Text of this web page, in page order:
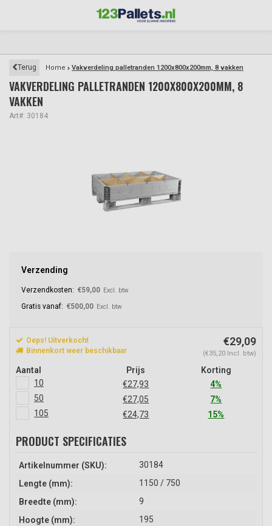
Terug Home Vakverdeling palletranden 1200x800x200mm, 8 vakken
VAKVERDELING PALLETRANDEN 1200X800X200MM, 8
VAKKEN
Art#: 30184
Verzending
Verzendkosten: €59,00 Excl. btw
Gratis vanaf: €500,00 Excl. btw
Oeps! Uitverkocht
Binnenkort weer beschikbaar
€29,09
(€35,20 Incl. btw)
Aantal Prijs
Korting
10
€27,93
4%
50
€27,05
7%
105
€24,73 15%
PRODUCT SPECIFICATIES
Artikelnummer (SKU):
30184
Lengte (mm):
1150 / 750
Breedte (mm):
9
Hoogte (mm):
195